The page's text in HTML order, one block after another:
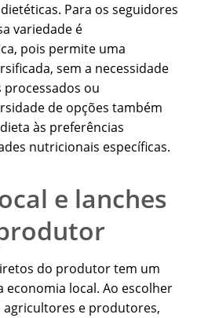
Para os seguidores
variedade é
pois permite uma
sem a necessidade
ou
de opções também
às preferências
nutricionais específicas.
e lanches
do produtor tem um
economia local. Ao escolher
e produtores,